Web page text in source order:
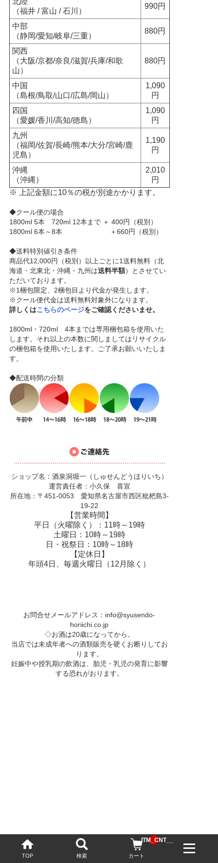
TOP 検索 カート
__ITM_CNT__
（福井 / 富山 / 石川）
990円
中部
（静岡/愛知/岐阜/三重）
880円
関西
（大阪/京都/奈良/滋賀/兵庫/和歌
山）
880円
中国
（島根/鳥取/山口/広島/岡山）
1,090
円
四国
（愛媛/香川/高知/徳島）
1,090
円
九州
（福岡/佐賀/長崎/熊本/大分/宮崎/鹿
児島）
1,190
円
沖縄
（沖縄）
2,010
円
※ 上記金額に10％の税が別途かかります。
◆クール便の場合
1800ml 5本 720ml 12本まで ＋ 400円（税別）
1800ml 6本～8本 ＋660円（税別）
◆送料特別値引き条件
商品代12,000円（税別）以上ごとに1送料無料（北
海道・北東北・沖縄・九州は送料半額）とさせてい
ただいております。
※1梱包限定、2梱包目より代金が発生します。
※クール便代金は送料無料対象外になります。
詳しくはこちらのページをご確認くださいませ。
1800ml・720ml 4本までは専用梱包箱を使用いた
します。それ以上の本数に関しましてはリサイクル
の梱包箱を使用いたします。ご了承お願いいたしま
す。
◆配送時間の分類
ショップ名：酒泉洞堀一（しゅせんどうほりいち）
運営責任者：小久保 喜宣
所在地：〒451-0053 愛知県名古屋市西区枇杷島3-
19-22
【営業時間】
平日（火曜除く）：11時～19時
土曜日：10時～19時
日・祝祭日：10時～18時
【定休日】
年頭4日、毎週火曜日（12月除く）
お問合せメールアドレス： info@syusendo-
horiichi.co.jp
◇お酒は20歳になってから。
当店では未成年者への酒類販売を硬くお断りしてお
ります。
妊娠中や授乳期の飲酒は、胎児・乳児の発育に影響
する恐れがおります。